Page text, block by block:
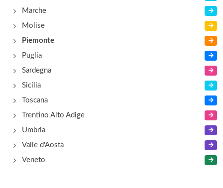
Marche
Molise
Piemonte
Puglia
Sardegna
Sicilia
Toscana
Trentino Alto Adige
Umbria
Valle d'Aosta
Veneto